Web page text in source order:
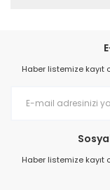
Haber listemize
Haber listemize